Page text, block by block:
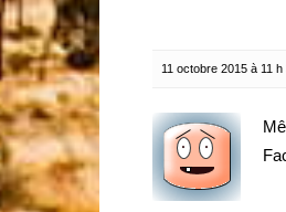
11 octobre 2015 à 11 h